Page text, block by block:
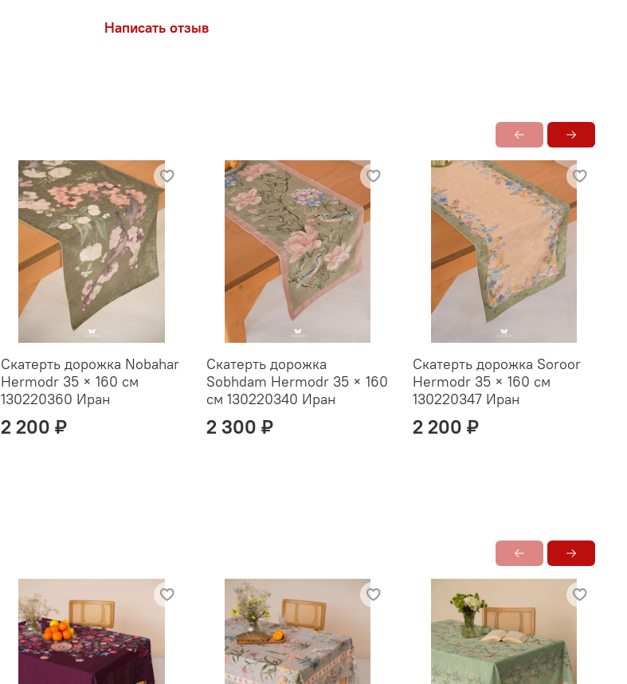
Написать отзыв
Скатерть дорожка Nobahar
Hermodr 35 × 160 см
130220360 Иран
2 200 ₽
Скатерть дорожка
Sobhdam Hermodr 35 × 160
см 130220340 Иран
2 300 ₽
Скатерть дорожка Soroor
Hermodr 35 × 160 см
130220347 Иран
2 200 ₽